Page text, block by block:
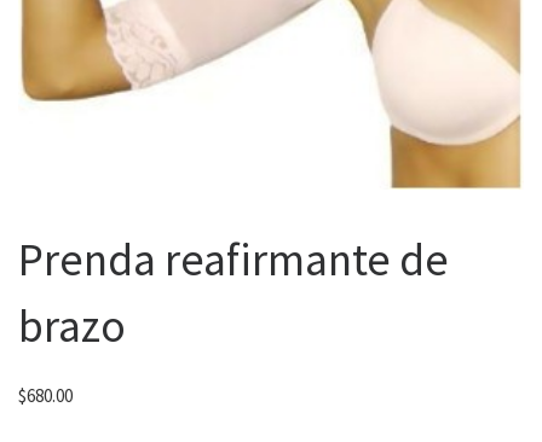
Prenda reafirmante de
brazo
$680.00